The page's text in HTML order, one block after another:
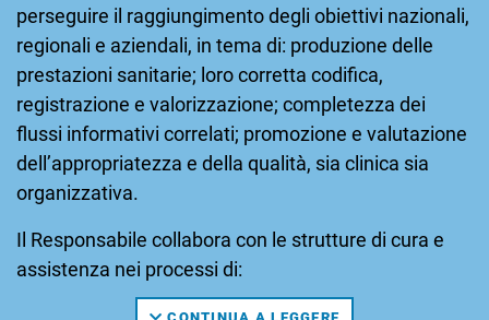
perseguire il raggiungimento degli obiettivi nazionali,
regionali e aziendali, in tema di: produzione delle
prestazioni sanitarie; loro corretta codifica,
registrazione e valorizzazione; completezza dei
flussi informativi correlati; promozione e valutazione
dell’appropriatezza e della qualità, sia clinica sia
organizzativa.
Il Responsabile collabora con le strutture di cura e
assistenza nei processi di: